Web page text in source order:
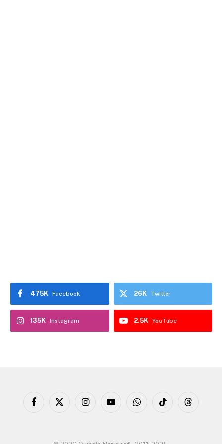
Facebook
475K Twitter
26K
Instagram
135K YouTube
2.5K
Facebook
X
InstagramYouTubeWhatsAppTikTok Threads